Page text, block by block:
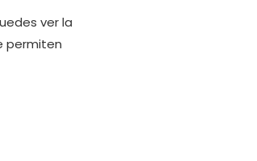
ver la
permiten